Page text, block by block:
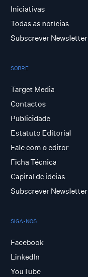
Iniciativas
Todas as notícias
Subscrever Newsletter
SOBRE
Target Media
Contactos
Publicidade
Estatuto Editorial
Fale com o editor
Ficha Técnica
Capital de ideias
Subscrever Newsletter
SIGA-NOS
Facebook
LinkedIn
YouTube